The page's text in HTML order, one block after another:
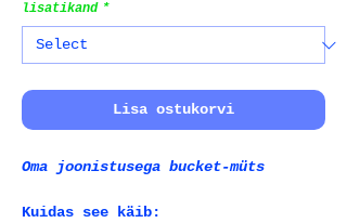
lisatikand *
Lisa ostukorvi
Oma joonistusega bucket-müts
Kuidas see käib: